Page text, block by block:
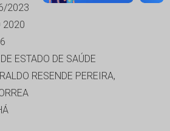
2023
2020
ESTADO DE SAÚDE
RESENDE PEREIRA,